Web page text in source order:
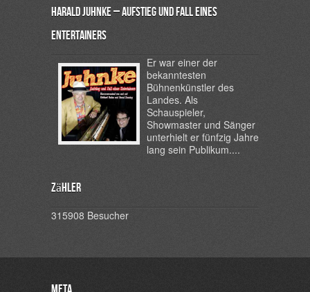
Harald Juhnke – Aufstieg und Fall eines
Entertainers
Er war einer der
bekanntesten
Bühnenkünstler des
Landes. Als
Schauspieler,
Showmaster und Sänger
unterhielt er fünfzig Jahre
lang sein Publikum....
Zähler
315908 Besucher